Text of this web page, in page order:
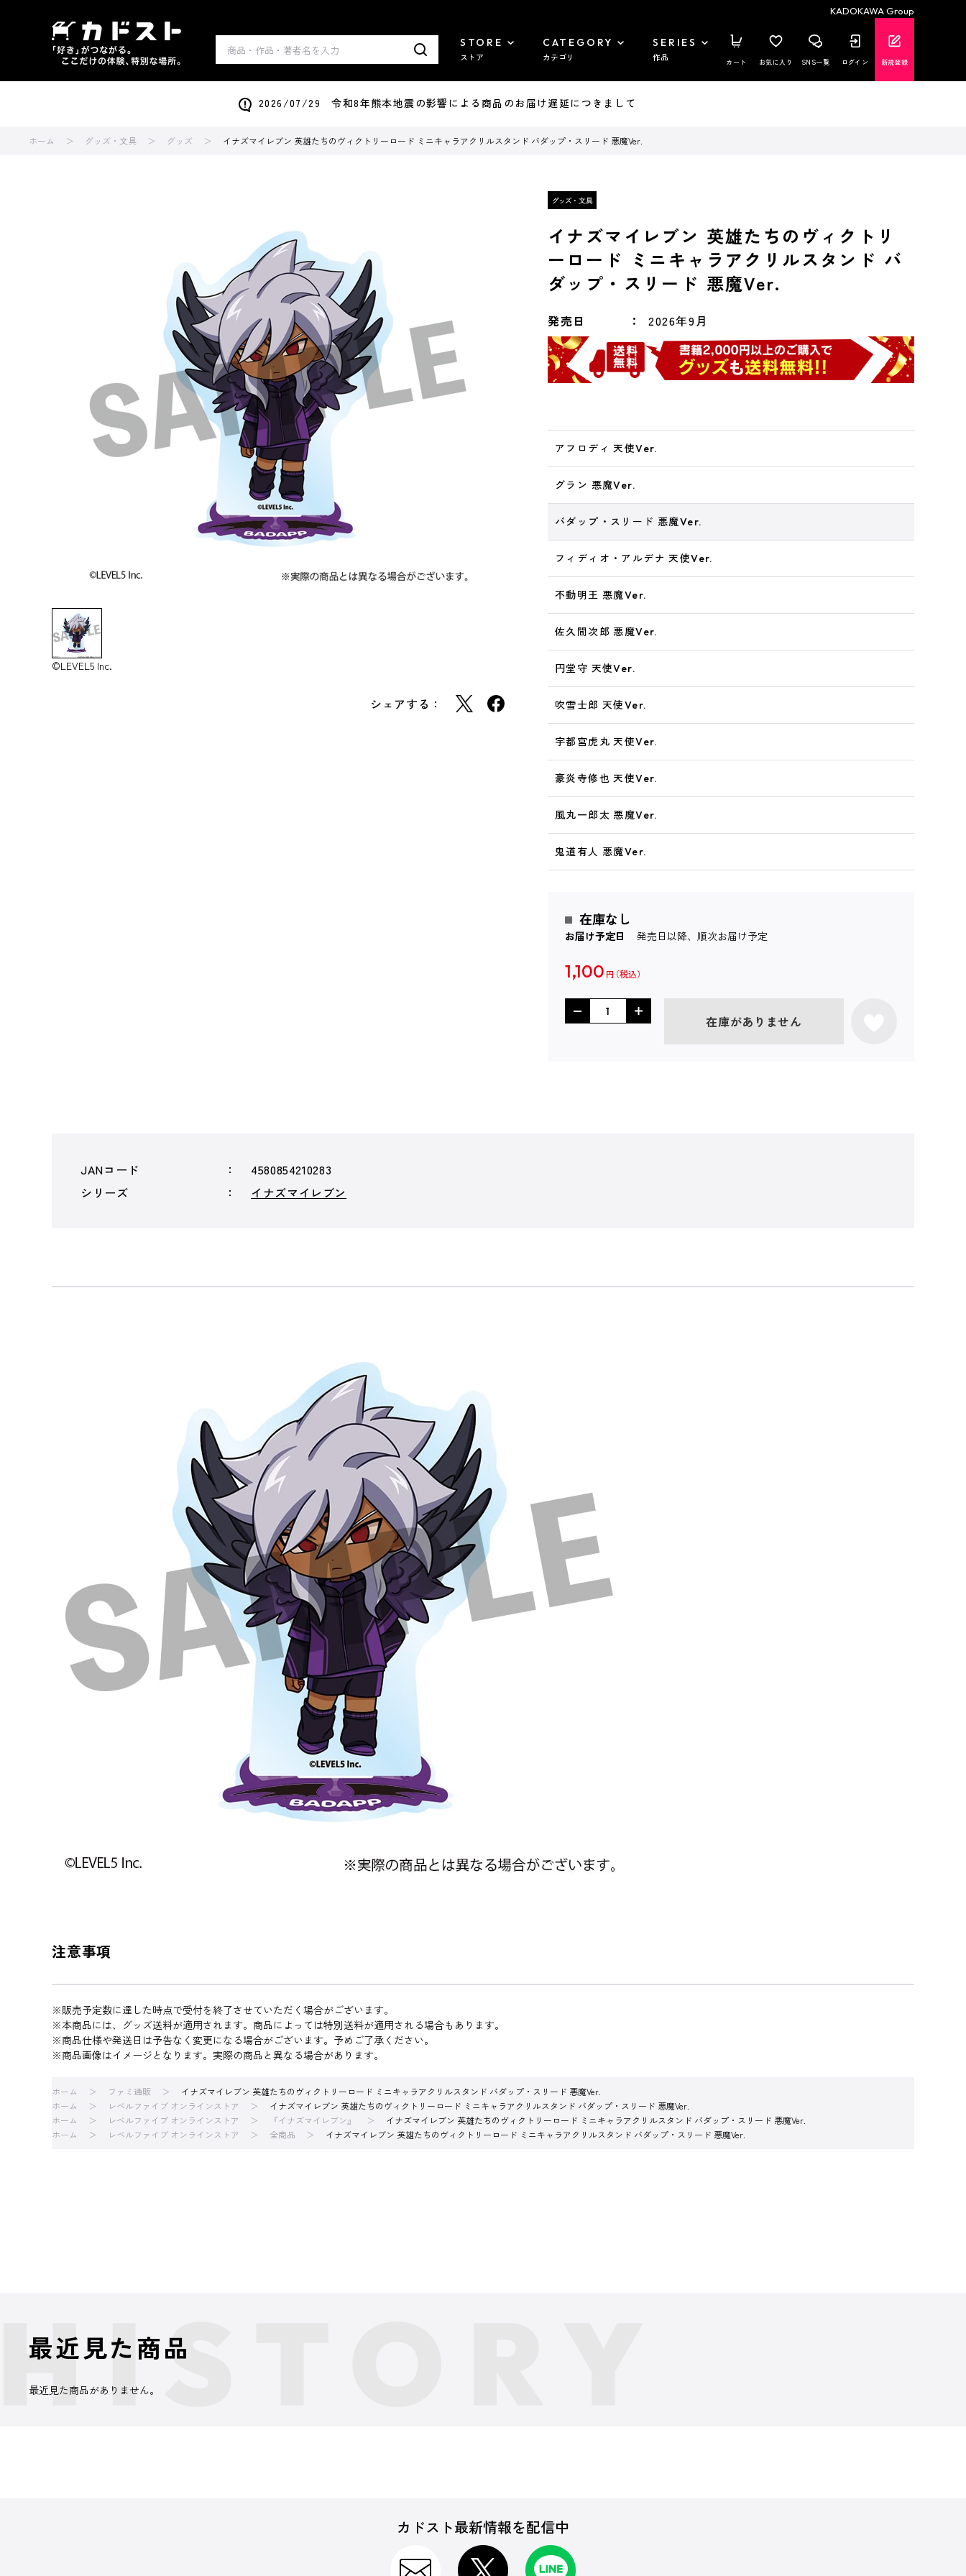
KADOKAWA Group
STORE
ストア
CATEGORY
カテゴリ
SERIES
作品 カート お気に入り SNS一覧 ログイン 新規登録
2026/07/29 令和8年熊本地震の影響による商品のお届け遅延につきまして
ホーム グッズ・文具 グッズ イナズマイレブン 英雄たちのヴィクトリーロード ミニキャラアクリルスタンド バダップ・スリード 悪魔Ver.
©LEVEL5 Inc.
シェアする：
イナズマイレブン 英雄たちのヴィクトリ
ーロード ミニキャラアクリルスタンド バ
ダップ・スリード 悪魔Ver.
発売日 2026年9月
アフロディ 天使Ver.
グラン 悪魔Ver.
バダップ・スリード 悪魔Ver.
フィディオ・アルデナ 天使Ver.
不動明王 悪魔Ver.
佐久間次郎 悪魔Ver.
円堂守 天使Ver.
吹雪士郎 天使Ver.
宇都宮虎丸 天使Ver.
豪炎寺修也 天使Ver.
風丸一郎太 悪魔Ver.
鬼道有人 悪魔Ver.
在庫なし
お届け予定日 発売日以降、順次お届け予定
1,100 円
在庫がありません
JANコード
4580854210283
シリーズ
イナズマイレブン
注意事項
※販売予定数に達した時点で受付を終了させていただく場合がございます。
※本商品には、グッズ送料が適用されます。商品によっては特別送料が適用される場合もあります。
※商品仕様や発送日は予告なく変更になる場合がございます。予めご了承ください。
※商品画像はイメージとなります。実際の商品と異なる場合があります。
ホーム ファミ通販
イナズマイレブン 英雄たちのヴィクトリーロード ミニキャラアクリルスタンド バダップ・スリード 悪魔Ver.
ホーム
レベルファイブ オンラインストア
イナズマイレブン 英雄たちのヴィクトリーロード ミニキャラアクリルスタンド バダップ・スリード 悪魔Ver.
ホーム
レベルファイブ オンラインストア 『イナズマイレブン』
イナズマイレブン 英雄たちのヴィクトリーロード ミニキャラアクリルスタンド バダップ・スリード 悪魔Ver.
ホーム
レベルファイブ オンラインストア 全商品 イナズマイレブン 英雄たちのヴィクトリーロード ミニキャラアクリルスタンド バダップ・スリード 悪魔Ver.
最近見た商品
最近見た商品がありません。
カドスト最新情報を配信中